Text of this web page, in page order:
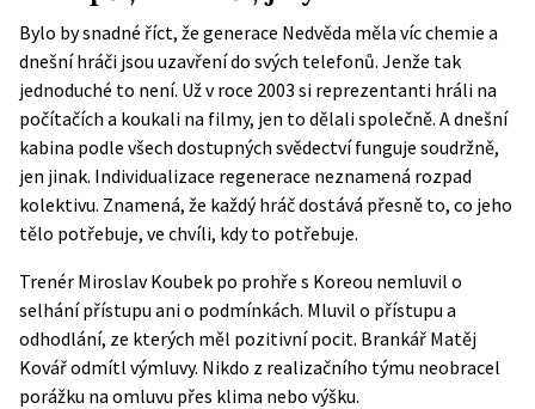
Bylo by snadné říct, že generace Nedvěda měla víc chemie a
dnešní hráči jsou uzavření do svých telefonů. Jenže tak
jednoduché to není. Už v roce 2003 si reprezentanti hráli na
počítačích a koukali na filmy, jen to dělali společně. A dnešní
kabina podle všech dostupných svědectví funguje soudržně,
jen jinak. Individualizace regenerace neznamená rozpad
kolektivu. Znamená, že každý hráč dostává přesně to, co jeho
tělo potřebuje, ve chvíli, kdy to potřebuje.
Trenér Miroslav Koubek po prohře s Koreou nemluvil o
selhání přístupu ani o podmínkách. Mluvil o přístupu a
odhodlání, ze kterých měl pozitivní pocit. Brankář Matěj
Kovář odmítl výmluvy. Nikdo z realizačního týmu neobracel
porážku na omluvu přes klima nebo výšku.